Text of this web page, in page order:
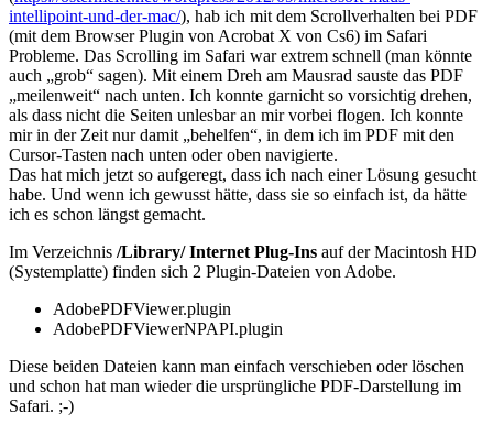
intellipoint-und-der-mac/), hab ich mit dem Scrollverhalten bei PDF
(mit dem Browser Plugin von Acrobat X von Cs6) im Safari
Probleme. Das Scrolling im Safari war extrem schnell (man könnte
auch „grob“ sagen). Mit einem Dreh am Mausrad sauste das PDF
„meilenweit“ nach unten. Ich konnte garnicht so vorsichtig drehen,
als dass nicht die Seiten unlesbar an mir vorbei flogen. Ich konnte
mir in der Zeit nur damit „behelfen“, in dem ich im PDF mit den
Cursor-Tasten nach unten oder oben navigierte.
Das hat mich jetzt so aufgeregt, dass ich nach einer Lösung gesucht
habe. Und wenn ich gewusst hätte, dass sie so einfach ist, da hätte
ich es schon längst gemacht.
Im Verzeichnis /Library/ Internet Plug-Ins auf der Macintosh HD
(Systemplatte) finden sich 2 Plugin-Dateien von Adobe.
AdobePDFViewer.plugin
AdobePDFViewerNPAPI.plugin
Diese beiden Dateien kann man einfach verschieben oder löschen
und schon hat man wieder die ursprüngliche PDF-Darstellung im
Safari. ;-)